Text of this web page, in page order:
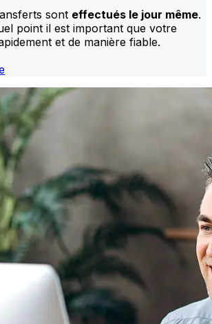
sont effectués le jour même.
point il est important que votre
et de manière fiable.